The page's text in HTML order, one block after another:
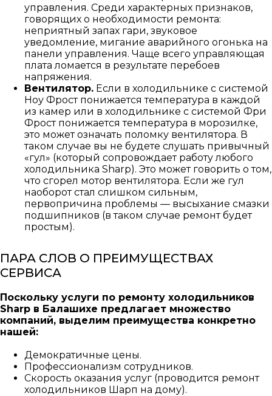
управления. Среди характерных признаков,
говорящих о необходимости ремонта:
неприятный запах гари, звуковое
уведомление, мигание аварийного огонька на
панели управления. Чаще всего управляющая
плата ломается в результате перебоев
напряжения.
Вентилятор. Если в холодильнике с системой
Ноу Фрост понижается температура в каждой
из камер или в холодильнике с системой Фри
Фрост понижается температура в морозилке,
это может означать поломку вентилятора. В
таком случае вы не будете слушать привычный
«гул» (который сопровождает работу любого
холодильника Sharp). Это может говорить о том,
что сгорел мотор вентилятора. Если же гул
наоборот стал слишком сильным,
первопричина проблемы — высыхание смазки
подшипников (в таком случае ремонт будет
простым).
ПАРА СЛОВ О ПРЕИМУЩЕСТВАХ
СЕРВИСА
Поскольку услуги по ремонту холодильников
Sharp в Балашихе предлагает множество
компаний, выделим преимущества конкретно
нашей:
Демократичные цены.
Профессионализм сотрудников.
Скорость оказания услуг (проводится ремонт
холодильников Шарп на дому).